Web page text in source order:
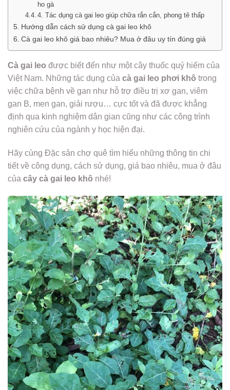
ho gà
4. Tác dụng cà gai leo giúp chữa rắn cắn, phong tê thấp
Hướng dẫn cách sử dụng cà gai leo khô
Cà gai leo khô giá bao nhiêu? Mua ở đâu uy tín đúng giá
Cà gai leo được biết đến như một cây thuốc quý hiếm của
Việt Nam. Những tác dụng của cà gai leo phơi khô trong
việc chữa bệnh về gan như hỗ trợ điều trị xơ gan, viêm
gan B, men gan, giải rượu… cực tốt và đã được khẳng
định qua kinh nghiệm dân gian cũng như các công trình
nghiên cứu của ngành y học hiện đại.
Hãy cùng Đặc sản chợ quê tìm hiểu những thông tin chi
tiết về công dụng, cách sử dụng, giá bao nhiêu, mua ở đâu
của cây cà gai leo khô nhé!